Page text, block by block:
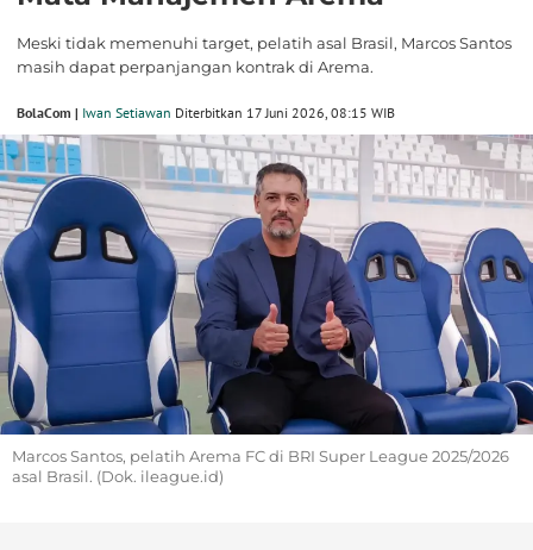
Meski tidak memenuhi target, pelatih asal Brasil, Marcos Santos
masih dapat perpanjangan kontrak di Arema.
BolaCom | Iwan Setiawan Diterbitkan 17 Juni 2026, 08:15 WIB
Marcos Santos, pelatih Arema FC di BRI Super League 2025/2026
asal Brasil. (Dok. ileague.id)